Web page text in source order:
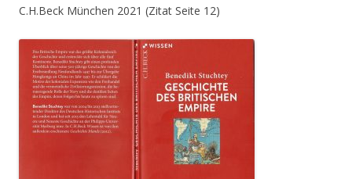
C.H.Beck München 2021 (Zitat Seite 12)